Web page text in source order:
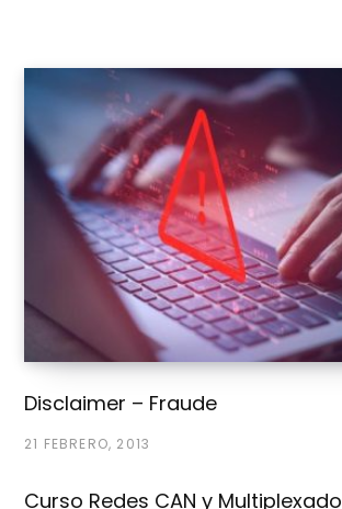
Disclaimer – Fraude
21 FEBRERO, 2013
Curso Redes CAN y Multiplexado